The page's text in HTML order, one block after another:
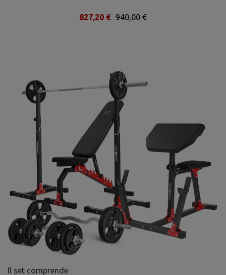
940,00 €
827,20 €
Il set comprende